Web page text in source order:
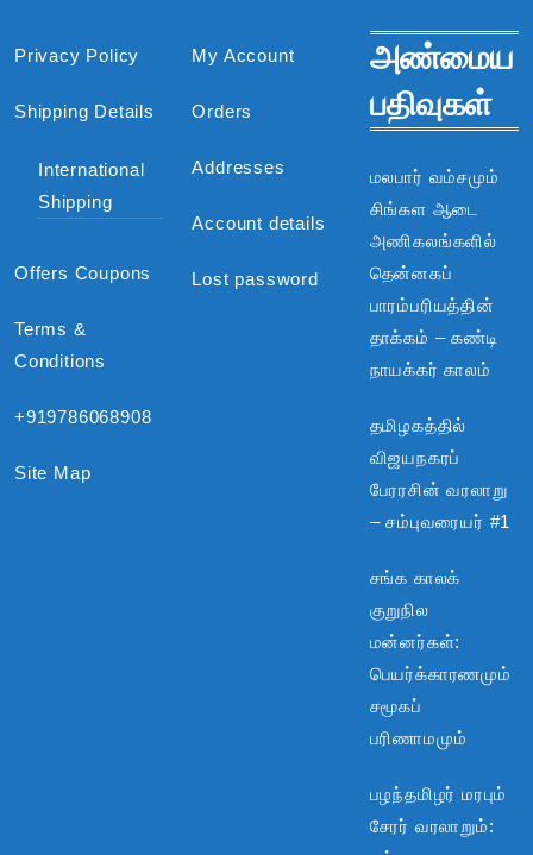
Privacy Policy
Shipping Details
International
Shipping
Offers Coupons
Terms &
Conditions
+919786068908
Site Map
My Account
Orders
Addresses
Account details
Lost password
அண்மைய
பதிவுகள்
மலபார் வம்சமும்
சிங்கள ஆடை
அணிகலங்களில்
தென்னகப்
பாரம்பரியத்தின்
தாக்கம் – கண்டி
நாயக்கர் காலம்
தமிழகத்தில்
விஜயநகரப்
பேரரசின் வரலாறு
– சம்புவரையர் #1
சங்க காலக்
குறுநில
மன்னர்கள்:
பெயர்க்காரணமும்
சமூகப்
பரிணாமமும்
பழந்தமிழர் மரபும்
சேரர் வரலாறும்: